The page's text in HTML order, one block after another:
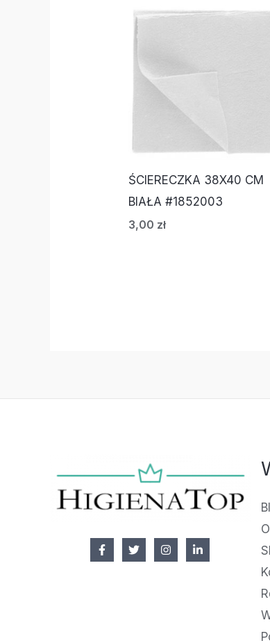
ŚCIERECZKA 38X40 CM
BIAŁA #1852003
3,00 zł